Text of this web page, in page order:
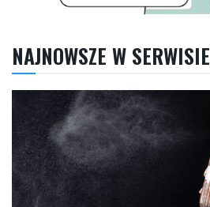
NAJNOWSZE W SERWISIE